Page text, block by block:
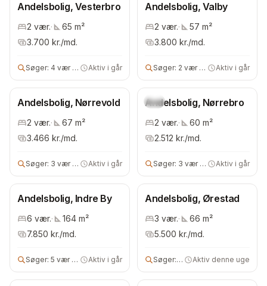
Andelsbolig, Vesterbro
2 vær.· 65 m²
3.700 kr./md.
Søger: 4 vær bolig Aktiv i går
Andelsbolig, Valby
2 vær.· 57 m²
3.800 kr./md.
Søger: 2 vær bolig Aktiv i går
Andelsbolig, Nørrevold
2 vær.· 67 m²
3.466 kr./md.
Søger: 3 vær andelsbolig Aktiv i går
Ny
Andelsbolig, Nørrebro
2 vær.· 60 m²
2.512 kr./md.
Søger: 3 vær andelsbolig Aktiv i går
Andelsbolig, Indre By
6 vær.· 164 m²
7.850 kr./md.
Søger: 5 vær andels- eller ejerbolig Aktiv i går
Andelsbolig, Ørestad
3 vær.· 66 m²
5.500 kr./md.
Søger:2 vær andelsbolig
Aktiv denne uge